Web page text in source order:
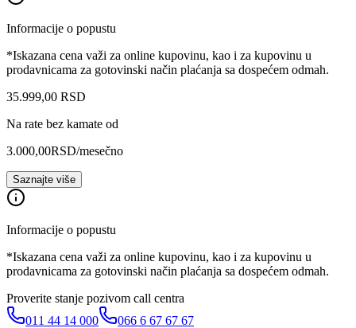
Informacije o popustu
*Iskazana cena važi za online kupovinu, kao i za kupovinu u
prodavnicama za gotovinski način plaćanja sa dospećem odmah.
35.999,00 RSD
Na rate bez kamate od
3.000,00RSD/mesečno
Saznajte više
Informacije o popustu
*Iskazana cena važi za online kupovinu, kao i za kupovinu u
prodavnicama za gotovinski način plaćanja sa dospećem odmah.
Proverite stanje pozivom call centra
011 44 14 000
066 6 67 67 67